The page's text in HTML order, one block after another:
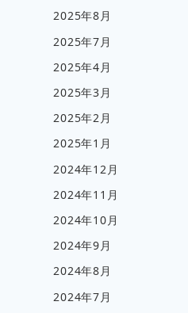
2025年8月
2025年7月
2025年4月
2025年3月
2025年2月
2025年1月
2024年12月
2024年11月
2024年10月
2024年9月
2024年8月
2024年7月